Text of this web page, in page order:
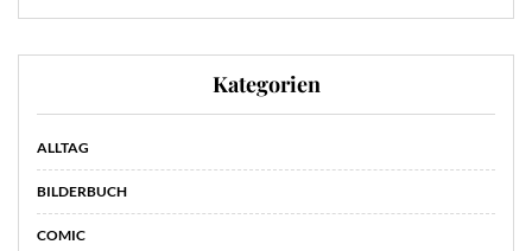
Kategorien
ALLTAG
BILDERBUCH
COMIC